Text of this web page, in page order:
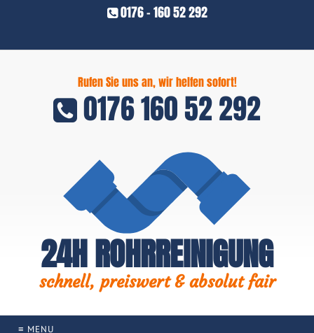
0176 - 160 52 292
Rufen Sie uns an, wir helfen sofort!
0176 160 52 292
24H ROHRREINIGUNG
schnell, preiswert & absolut fair
≡ MENU